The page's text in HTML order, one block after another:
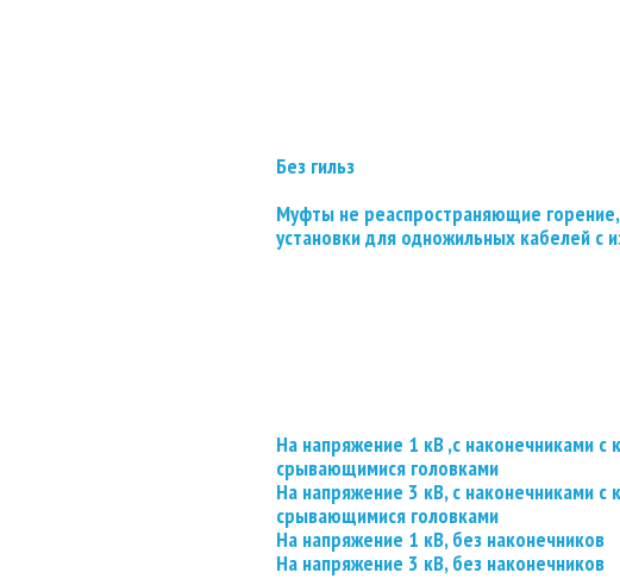
Без гильз
Муфты не реаспространяющие
установки для одножильных кабелей с
На напряжение 1 кВ ,с наконечниками с
срывающимися головками
На напряжение 3 кВ, с наконечниками с
срывающимися головками
На напряжение 1 кВ, без наконечников
На напряжение 3 кВ, без наконечников